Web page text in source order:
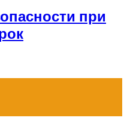
при